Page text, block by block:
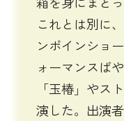
これとは別に
ンボインショ
ォーマンスば
「玉椿」やス
演した。出演